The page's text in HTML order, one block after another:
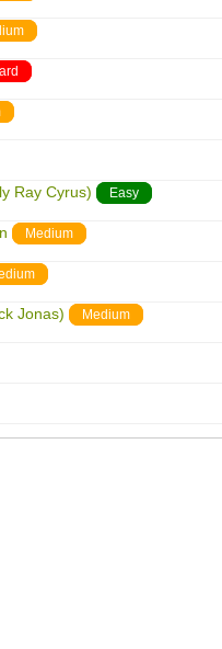
Ray Cyrus) Easy
Medium
Jonas) Medium